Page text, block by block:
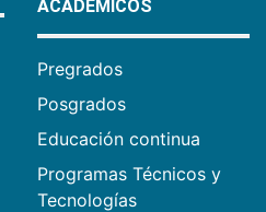
ACADÉMICOS
Pregrados
Posgrados
Educación continua
Programas Técnicos y
Tecnologías